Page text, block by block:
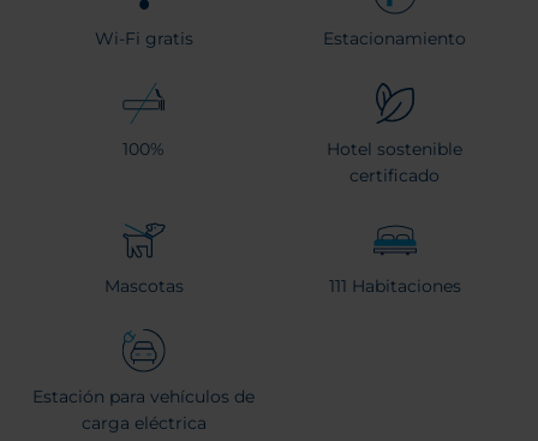
Wi-Fi gratis Estacionamiento
100%
Hotel sostenible
certificado
Mascotas 111 Habitaciones
Estación para vehículos de
carga eléctrica